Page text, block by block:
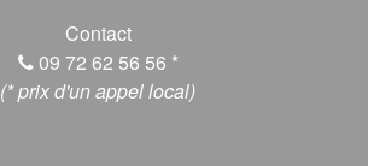
Contact
09 72 62 56 56 *
(* prix d'un appel local)